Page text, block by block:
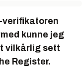
verifikatoren
kunne jeg
vilkårlig sett
Register.